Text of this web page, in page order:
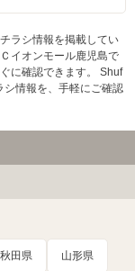
ラシ情報を掲載してい
イオンモール鹿児島で
に確認できます。 Shuf
情報を、手軽にご確認
秋田県 山形県